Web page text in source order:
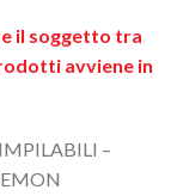
il soggetto tra
avviene in
–